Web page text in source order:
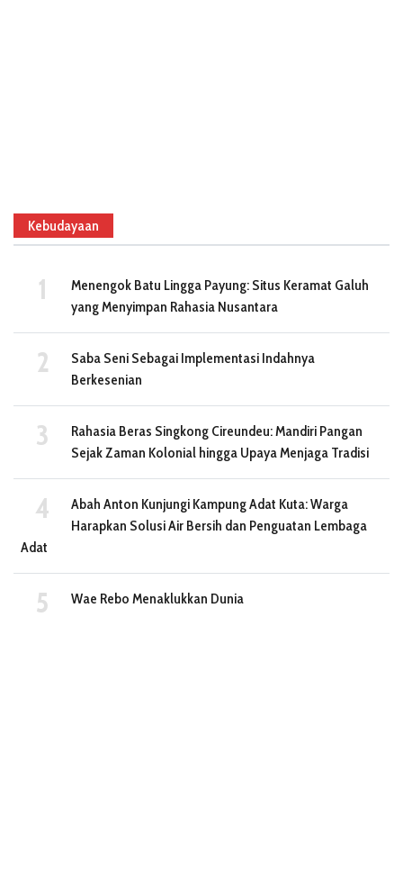
Kebudayaan
Menengok Batu Lingga Payung: Situs Keramat Galuh
yang Menyimpan Rahasia Nusantara
Saba Seni Sebagai Implementasi Indahnya
Berkesenian
Rahasia Beras Singkong Cireundeu: Mandiri Pangan
Sejak Zaman Kolonial hingga Upaya Menjaga Tradisi
Abah Anton Kunjungi Kampung Adat Kuta: Warga
Harapkan Solusi Air Bersih dan Penguatan Lembaga
Adat
Wae Rebo Menaklukkan Dunia